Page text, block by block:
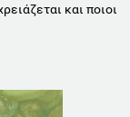
και ποιοι